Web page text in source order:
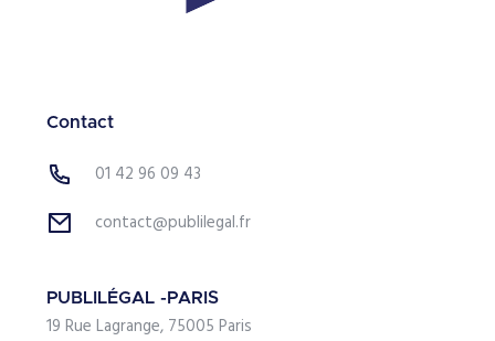
Contact
01 42 96 09 43
contact@publilegal.fr
PUBLILÉGAL -PARIS
19 Rue Lagrange, 75005 Paris